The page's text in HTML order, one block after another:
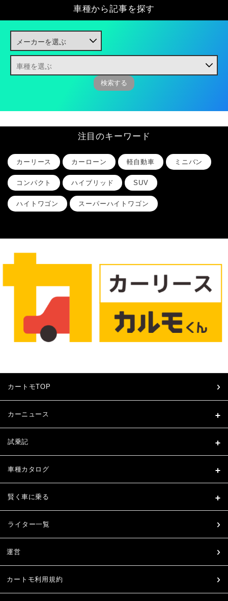
車種から記事を探す
注目のキーワード
カーリース カーローン 軽自動車 ミニバン
コンパクト ハイブリッド SUV
ハイトワゴン スーパーハイトワゴン
カートモTOP
カーニュース
試乗記
車種カタログ
賢く車に乗る
ライター一覧
運営
カートモ利用規約